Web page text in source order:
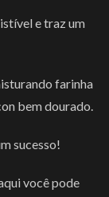
e traz um
farinha
bem dourado.
sucesso!
você pode